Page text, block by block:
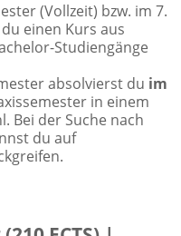
(Vollzeit) bzw. im 7.
einen Kurs aus
Studiengänge
absolvierst du im
in einem
Bei der Suche nach
du auf